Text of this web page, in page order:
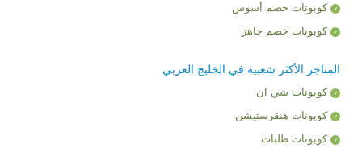
كوبونات خصم أسوس
كوبونات خصم جاهز
المتاجر الأكثر شعبية في الخليج العربي
كوبونات شي ان
كوبونات هنقرستيشن
كوبونات طلبات